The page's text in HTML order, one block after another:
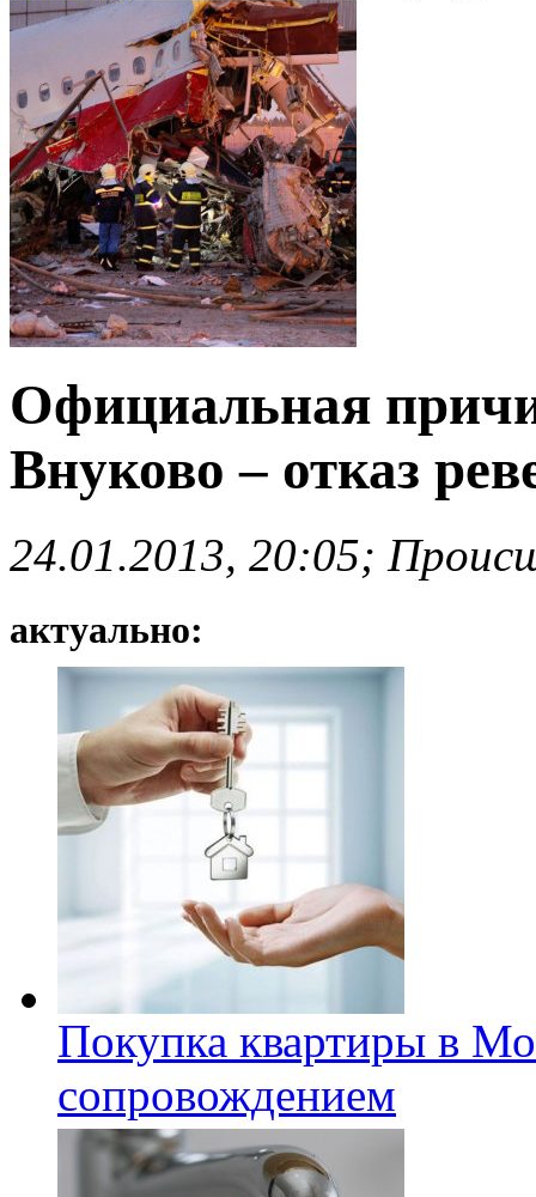
Официальная
Внуково – отказ
24.01.2013, 20:05;
актуально:
Покупка квартиры в
сопровождением